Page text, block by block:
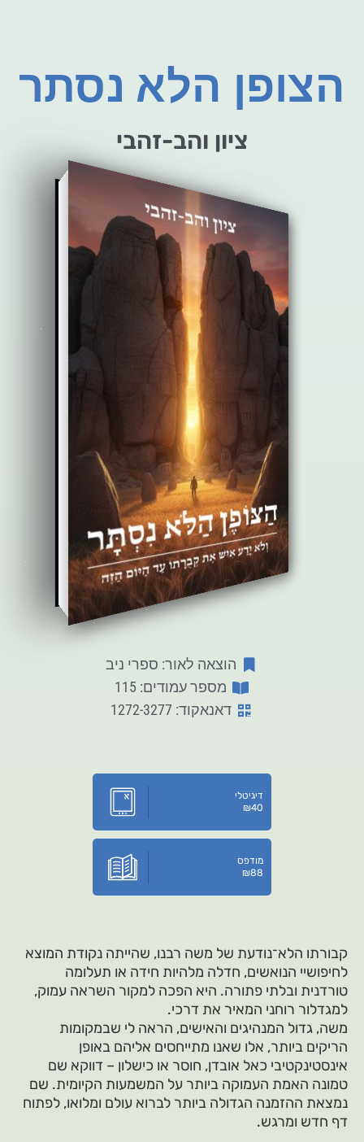
הצופן הלא נסתר
ציון והב-זהבי
הוצאה לאור: ספרי ניב
מספר עמודים: 115
דאנאקוד: 1272-3277
דיגיטלי
₪40
מודפס
₪88
קבורתו הלא־נודעת של משה רבנו, שהייתה נקודת המוצא
לחיפושיי הנואשים, חדלה מלהיות חידה או תעלומה
טורדנית ובלתי פתורה. היא הפכה למקור השראה עמוק,
למגדלור רוחני המאיר את דרכי.
משה, גדול המנהיגים והאישים, הראה לי שבמקומות
הריקים ביותר, אלו שאנו מתייחסים אליהם באופן
אינסטינקטיבי כאל אובדן, חוסר או כישלון – דווקא שם
טמונה האמת העמוקה ביותר על המשמעות הקיומית. שם
נמצאת ההזמנה הגדולה ביותר לברוא עולם ומלואו, לפתוח
דף חדש ומרגש.